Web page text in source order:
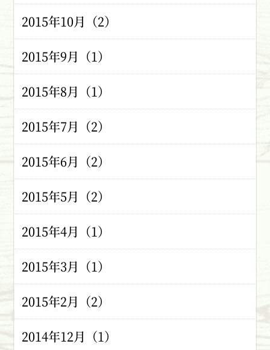
2015年10月（2）
2015年9月（1）
2015年8月（1）
2015年7月（2）
2015年6月（2）
2015年5月（2）
2015年4月（1）
2015年3月（1）
2015年2月（2）
2014年12月（1）